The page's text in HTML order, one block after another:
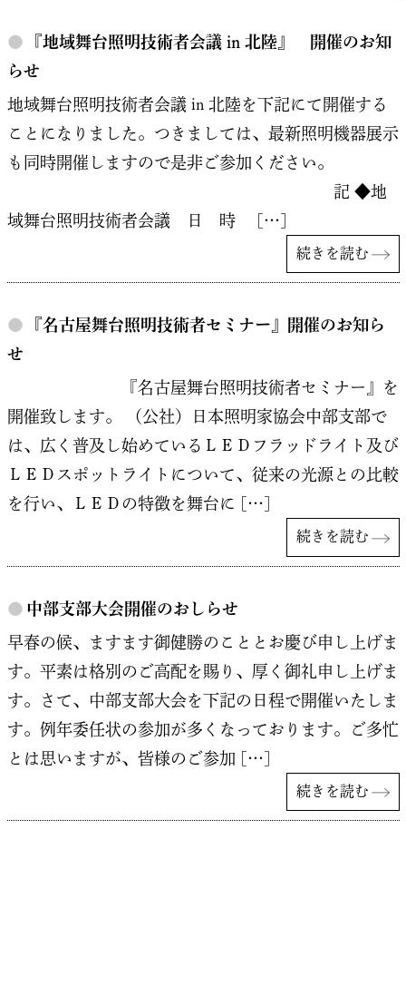
●
『地域舞台照明技術者会議 in 北陸』 開催のお知
らせ
地域舞台照明技術者会議 in 北陸を下記にて開催する
ことになりました。つきましては、最新照明機器展示
も同時開催しますので是非ご参加ください。
記 ◆地
域舞台照明技術者会議 日 時 […]
続きを読む
●
『名古屋舞台照明技術者セミナー』開催のお知ら
せ
『名古屋舞台照明技術者セミナー』を
開催致します。 （公社）日本照明家協会中部支部で
は、広く普及し始めているＬＥＤフラッドライト及び
ＬＥＤスポットライトについて、従来の光源との比較
を行い、ＬＥＤの特徴を舞台に […]
続きを読む
● 中部支部大会開催のおしらせ
早春の候、ますます御健勝のこととお慶び申し上げま
す。平素は格別のご高配を賜り、厚く御礼申し上げま
す。さて、中部支部大会を下記の日程で開催いたしま
す。例年委任状の参加が多くなっております。ご多忙
とは思いますが、皆様のご参加 […]
続きを読む